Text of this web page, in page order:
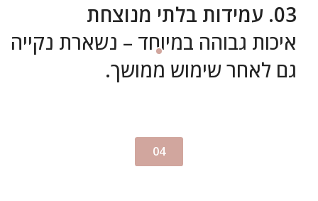
03. עמידות בלתי מנוצחת
איכות גבוהה במיוחד – נשארת נקייה
גם לאחר שימוש ממושך.
04